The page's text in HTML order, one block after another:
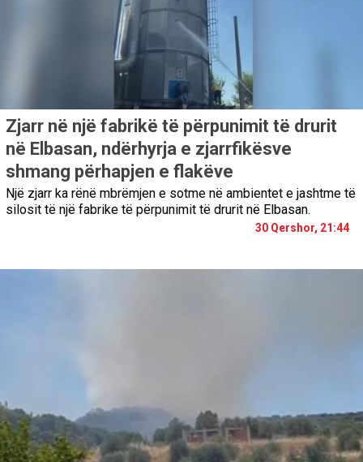
Zjarr në një fabrikë të përpunimit të drurit
në Elbasan, ndërhyrja e zjarrfikësve
shmang përhapjen e flakëve
Një zjarr ka rënë mbrëmjen e sotme në ambientet e jashtme të
silosit të një fabrike të përpunimit të drurit në Elbasan.
30 Qershor, 21:44